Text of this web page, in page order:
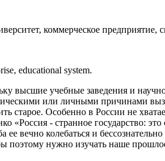
коммерческое предприятие,
educational system.
высшие учебные заведения и
или личными причинами
старое. Особенно в России не
«Россия - странное государство:
вечно колебаться и
поэтому нужно изучать наше